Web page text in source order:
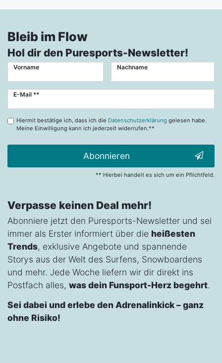
Bleib im Flow
Hol dir den Puresports-Newsletter!
Vorname Nachname
E-Mail **
Newsletter
Hiermit bestätige ich, dass ich die Datenschutzerklärung gelesen habe.
Meine Einwilligung kann ich jederzeit widerrufen.**
Abonnieren
** Hierbei handelt es sich um ein Pflichtfeld.
Verpasse keinen Deal mehr!
Abonniere jetzt den Puresports-Newsletter und sei
immer als Erster informiert über die heißesten
Trends, exklusive Angebote und spannende
Storys aus der Welt des Surfens, Snowboardens
und mehr. Jede Woche liefern wir dir direkt ins
Postfach alles, was dein Funsport-Herz begehrt.
Sei dabei und erlebe den Adrenalinkick – ganz
ohne Risiko!